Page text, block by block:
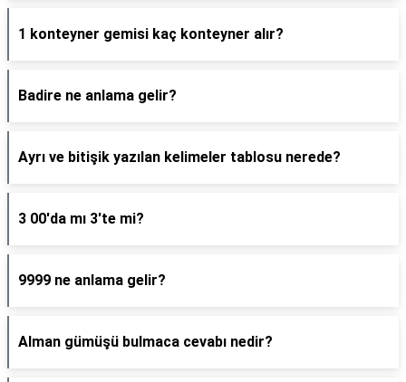
1 konteyner gemisi kaç konteyner alır?
Badire ne anlama gelir?
Ayrı ve bitişik yazılan kelimeler tablosu nerede?
3 00'da mı 3'te mi?
9999 ne anlama gelir?
Alman gümüşü bulmaca cevabı nedir?